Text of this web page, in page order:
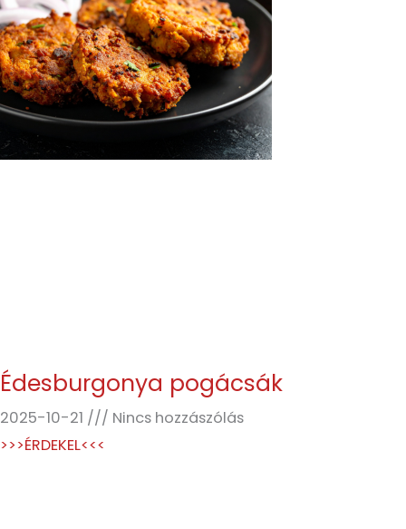
Édesburgonya pogácsák
2025-10-21
Nincs hozzászólás
>>>ÉRDEKEL<<<